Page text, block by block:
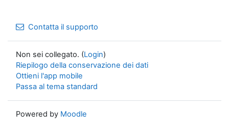
Contatta il supporto
Non sei collegato. (Login)
Riepilogo della conservazione dei dati
Ottieni l'app mobile
Passa al tema standard
Powered by Moodle